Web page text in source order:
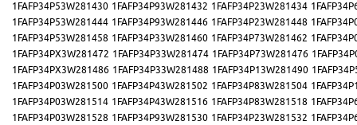
1FAFP34P53W281430 1FAFP34P93W281432 1FAFP34P23W281434
1FAFP34P53W281444 1FAFP34P93W281446 1FAFP34P23W281448
1FAFP34P53W281458 1FAFP34P33W281460 1FAFP34P73W281462
1FAFP34PX3W281472 1FAFP34P33W281474 1FAFP34P73W281476
1FAFP34PX3W281486 1FAFP34P33W281488 1FAFP34P13W281490
1FAFP34P03W281500 1FAFP34P43W281502 1FAFP34P83W281504
1FAFP34P03W281514 1FAFP34P43W281516 1FAFP34P83W281518
1FAFP34P03W281528 1FAFP34P93W281530 1FAFP34P23W281532